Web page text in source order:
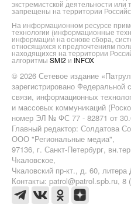
экстремистской деятельности
запрещены на территории
На информационном ресурсе
технологии (информационные
информации на основе сбора,
относящихся к предпочтениям
находящихся на территории
алгоритмы SMI2 и INFOX
© 2026 Сетевое издание
зарегистрировано
связи, информационных
и массовых коммуникаций
номер ЭЛ № ФС 77 - 82871 от
Главный редактор: Солдатова
ООО "Региональные медиа",
97136, г. Санкт-Петербург,
Чкаловское,
Чкаловский пр-кт., д. 60,
Контакты: patrol@patrol.spb.ru, 8